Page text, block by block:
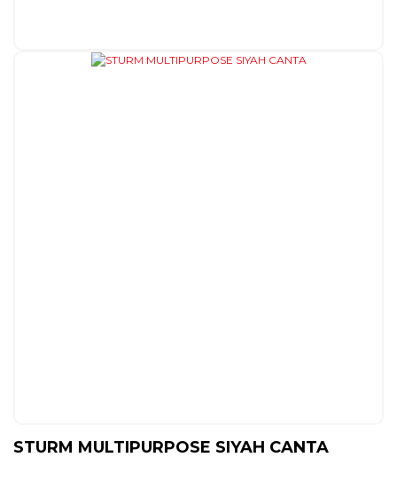
STURM MULTIPURPOSE SIYAH CANTA